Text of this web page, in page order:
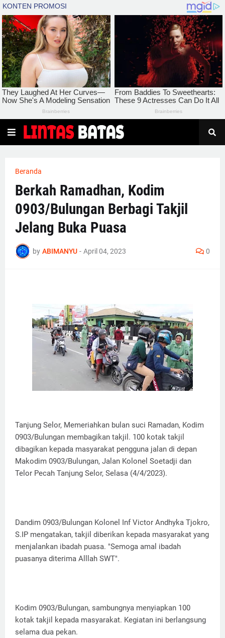
Beranda
Berkah Ramadhan, Kodim
0903/Bulungan Berbagi Takjil
Jelang Buka Puasa
by ABIMANYU - April 04, 2023 0
Tanjung Selor, Memeriahkan bulan suci Ramadan, Kodim
0903/Bulungan membagikan takjil. 100 kotak takjil
dibagikan kepada masyarakat pengguna jalan di depan
Makodim 0903/Bulungan, Jalan Kolonel Soetadji dan
Telor Pecah Tanjung Selor, Selasa (4/4/2023).
Dandim 0903/Bulungan Kolonel Inf Victor Andhyka Tjokro,
S.IP mengatakan, takjil diberikan kepada masyarakat yang
menjalankan ibadah puasa. "Semoga amal ibadah
puasanya diterima Alllah SWT".
Kodim 0903/Bulungan, sambungnya menyiapkan 100
kotak takjil kepada masyarakat. Kegiatan ini berlangsung
selama dua pekan.